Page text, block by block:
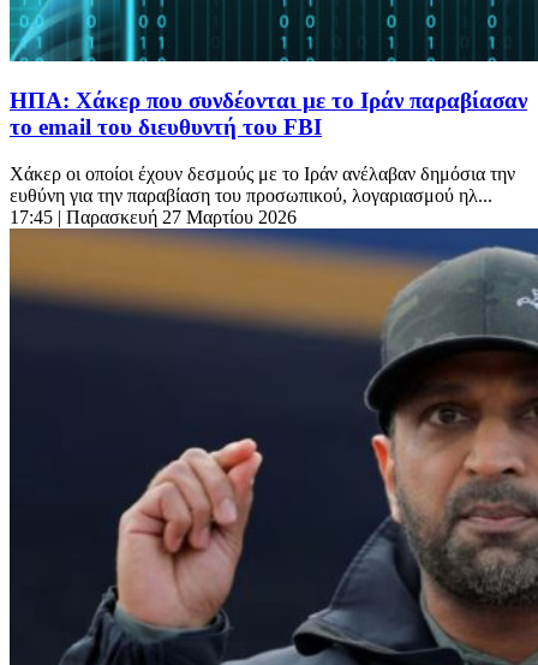
ΗΠΑ: Χάκερ που συνδέονται με το Ιράν παραβίασαν
το email του διευθυντή του FBI
Χάκερ οι οποίοι έχουν δεσμούς με το Ιράν ανέλαβαν δημόσια την
ευθύνη για την παραβίαση του προσωπικού, λογαριασμού ηλ...
17:45 | Παρασκευή 27 Μαρτίου 2026